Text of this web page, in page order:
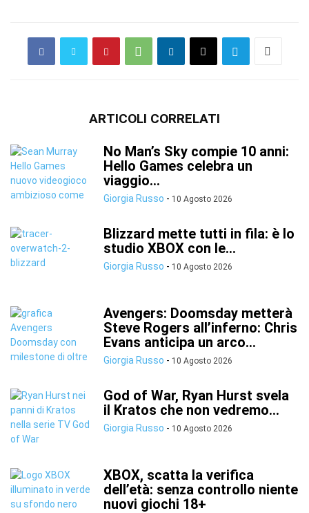
ARTICOLI CORRELATI
No Man’s Sky compie 10 anni:
Hello Games celebra un
viaggio...
Giorgia Russo - 10 Agosto 2026
Blizzard mette tutti in fila: è lo
studio XBOX con le...
Giorgia Russo - 10 Agosto 2026
Avengers: Doomsday metterà
Steve Rogers all’inferno: Chris
Evans anticipa un arco...
Giorgia Russo - 10 Agosto 2026
God of War, Ryan Hurst svela
il Kratos che non vedremo...
Giorgia Russo - 10 Agosto 2026
XBOX, scatta la verifica
dell’età: senza controllo niente
nuovi giochi 18+